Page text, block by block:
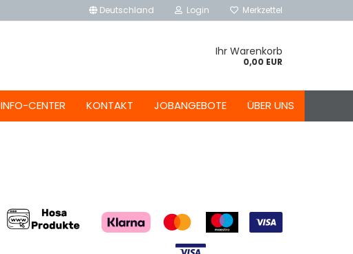
Deutschland Login Merkzettel
Ihr Warenkorb
0,00 EUR
INFO-CENTER KONTAKT JOBANGEBOTE ÜBER UNS